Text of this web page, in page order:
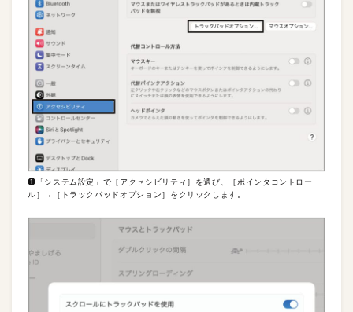
❶「システム設定」で［アクセシビリティ］を選び、［ポインタコントロー
ル］→［トラックパッドオプション］をクリックします。